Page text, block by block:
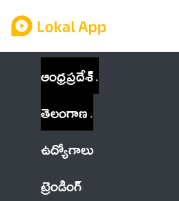
ఆంధ్రప్రదేశ్
తెలంగాణ
ఉద్యోగాలు
ట్రెండింగ్